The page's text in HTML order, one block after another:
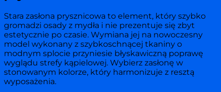
Stara zasłona prysznicowa to element, który szybko
gromadzi osady z mydła i nie prezentuje się zbyt
estetycznie po czasie. Wymiana jej na nowoczesny
model wykonany z szybkoschnącej tkaniny o
modnym splocie przyniesie błyskawiczną poprawę
wyglądu strefy kąpielowej. Wybierz zasłonę w
stonowanym kolorze, który harmonizuje z resztą
wyposażenia.